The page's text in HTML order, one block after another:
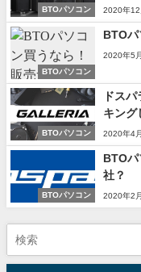
BTOパソコン 2020年12
BTOパソコン
BTO
2020年5
BTOパソコン
ドス
キング
2020年4
BTOパソコン
BTOパ
社？
2020年2